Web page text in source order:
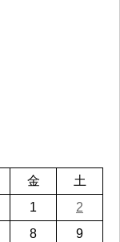
金
土
1
2
8
9